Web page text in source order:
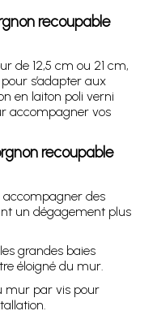
recoupable
de 12,5 cm ou 21 cm,
s’adapter aux
en laiton poli verni
accompagner vos
recoupable
accompagner des
un dégagement plus
grandes baies
éloigné du mur.
mur par vis pour